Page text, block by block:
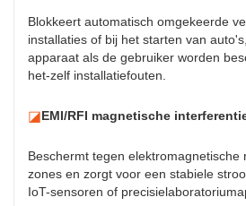
Blokkeert automatisch omgekeerde
installaties of bij het starten van
apparaat als de gebruiker worden
het-zelf installatiefouten.
◪EMI/RFI magnetische
Beschermt tegen elektromagnetische
zones en zorgt voor een stabiele
IoT-sensoren of